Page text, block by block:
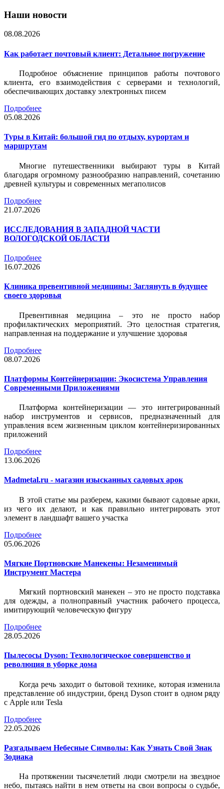
Наши новости
08.08.2026
Как работает почтовый клиент: Детальное погружение
Подробное объяснение принципов работы почтового
клиента, его взаимодействия с серверами и технологий,
обеспечивающих доставку электронных писем
Подробнее
05.08.2026
Туры в Китай: большой гид по отдыху, курортам и
маршрутам
Многие путешественники выбирают туры в Китай
благодаря огромному разнообразию направлений, сочетанию
древней культуры и современных мегаполисов
Подробнее
21.07.2026
ИССЛЕДОВАНИЯ В ЗАПАДНОЙ ЧАСТИ
ВОЛОГОДСКОЙ ОБЛАСТИ
Подробнее
16.07.2026
Клиника превентивной медицины: Заглянуть в будущее
своего здоровья
Превентивная медицина – это не просто набор
профилактических мероприятий. Это целостная стратегия,
направленная на поддержание и улучшение здоровья
Подробнее
08.07.2026
Платформы Контейнеризации: Экосистема Управления
Современными Приложениями
Платформа контейнеризации — это интегрированный
набор инструментов и сервисов, предназначенный для
управления всем жизненным циклом контейнеризированных
приложений
Подробнее
13.06.2026
Madmetal.ru - магазин изысканных садовых арок
В этой статье мы разберем, какими бывают садовые арки,
из чего их делают, и как правильно интегрировать этот
элемент в ландшафт вашего участка
Подробнее
05.06.2026
Мягкие Портновские Манекены: Незаменимый
Инструмент Мастера
Мягкий портновский манекен – это не просто подставка
для одежды, а полноправный участник рабочего процесса,
имитирующий человеческую фигуру
Подробнее
28.05.2026
Пылесосы Dyson: Технологическое совершенство и
революция в уборке дома
Когда речь заходит о бытовой технике, которая изменила
представление об индустрии, бренд Dyson стоит в одном ряду
с Apple или Tesla
Подробнее
22.05.2026
Разгадываем Небесные Символы: Как Узнать Свой Знак
Зодиака
На протяжении тысячелетий люди смотрели на звездное
небо, пытаясь найти в нем ответы на свои вопросы о судьбе,